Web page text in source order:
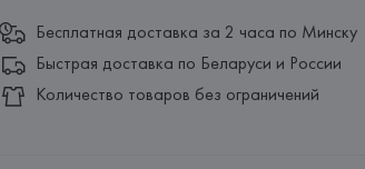
Бесплатная доставка за 2 часа по Минску
Быстрая доставка по Беларуси и России
Количество товаров без ограничений